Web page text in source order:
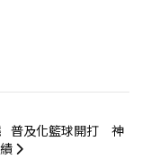
普及化籃球開打 神